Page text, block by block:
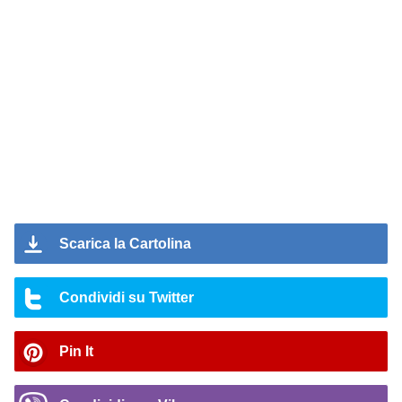
Scarica la Cartolina
Condividi su Twitter
Pin It